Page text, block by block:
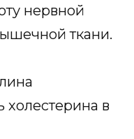
нервной
ткани.
холестерина в